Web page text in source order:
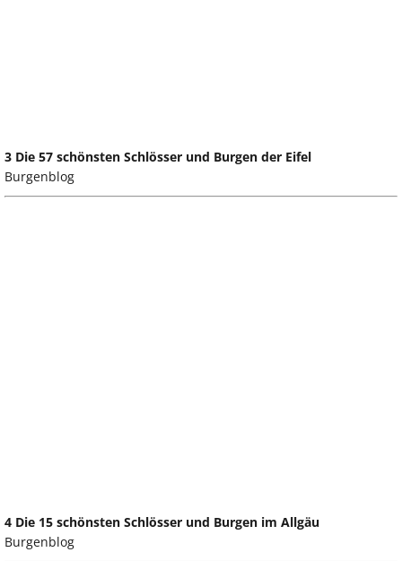
3 Die 57 schönsten Schlösser und Burgen der Eifel
Burgenblog
4 Die 15 schönsten Schlösser und Burgen im Allgäu
Burgenblog